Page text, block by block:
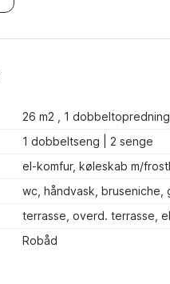
26 m2 , 1
1 dobbeltseng | 2 senge
el-komfur, køleskab m/
wc, håndvask, bruseniche,
terrasse, overd. terrasse,
Robåd